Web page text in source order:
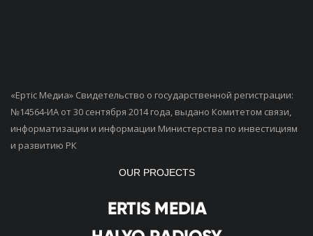
«Ертiс Медиа» Свидетельство о государственной регистрации:
№14564-ИА от 30 сентября 2014 года, выдано Комитетом связи,
информатизации и информации Министерства по инвестициям
и развитию РК
OUR PROJECTS